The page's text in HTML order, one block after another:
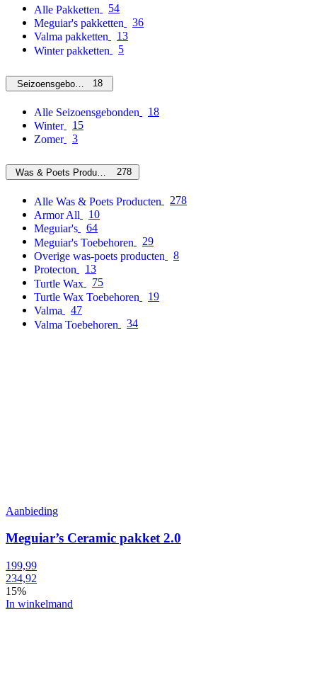
Alle Pakketten
54
Meguiar's pakketten
36
Valma pakketten
13
Winter pakketten
5
Seizoensgebonden18
Alle Seizoensgebonden
18
Winter
15
Zomer
3
Was & Poets Producten 278
Alle Was & Poets Producten
278
Armor All
10
Meguiar's
64
Meguiar's Toebehoren
29
Overige was-poets producten
8
Protecton
13
Turtle Wax
75
Turtle Wax Toebehoren
19
Valma
47
Valma Toebehoren
34
Aanbieding
Meguiar’s Ceramic pakket 2.0
199,99
234,92
15%
In winkelmand